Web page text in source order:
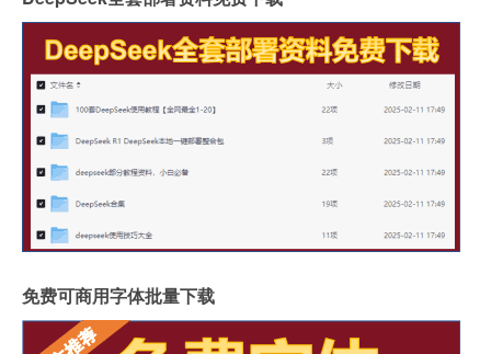
免费可商用字体批量下载